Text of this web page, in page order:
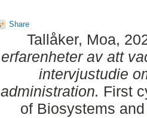
Share
Tallåker, Moa,
erfarenheter av att
intervjustudie
administration. First
of Biosystems